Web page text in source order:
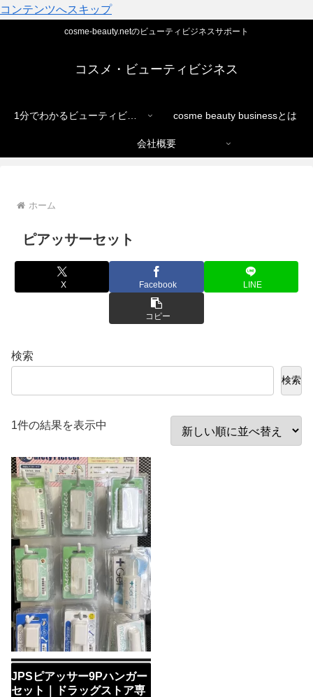
コンテンツへスキップ
cosme-beauty.netのビューティビジネスサポート
コスメ・ビューティビジネス
1分でわかるビューティビジネス cosme beauty businessとは
会社概要
ホーム
ピアッサーセット
X Facebook LINE
コピー
検索
検索
1件の結果を表示中
JPSピアッサー9Pハンガー
セット｜ドラッグストア専